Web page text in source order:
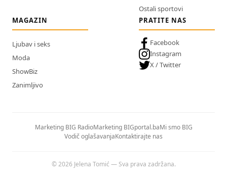
Ostali sportovi
MAGAZIN
Ljubav i seks
Moda
ShowBiz
Zanimljivo
PRATITE NAS
Facebook
Instagram
X / Twitter
Marketing BIG RadioMarketing BIGportal.baMi smo BIG
Vodič oglašavanjaKontaktirajte nas
© 2026 Jelena Tomić — Sva prava zadržana.